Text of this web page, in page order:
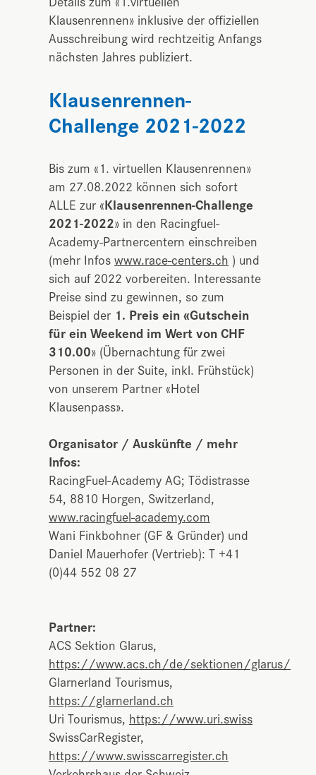
Klausenrennen» inklusive der offiziellen
Ausschreibung wird rechtzeitig Anfangs
nächsten Jahres publiziert.
Klausenrennen-
Challenge 2021-2022
Bis zum «1. virtuellen Klausenrennen»
am 27.08.2022 können sich sofort
ALLE zur «Klausenrennen-Challenge
2021-2022» in den Racingfuel-
Academy-Partnercentern einschreiben
(mehr Infoswww.race-centers.ch ) und
sich auf 2022 vorbereiten. Interessante
Preise sind zu gewinnen, so zum
Beispiel der 1. Preis ein «Gutschein
für ein Weekend im Wert von CHF
310.00» (Übernachtung für zwei
Personen in der Suite, inkl. Frühstück)
von unserem Partner «Hotel
Klausenpass».
Organisator / Auskünfte / mehr
Infos:
RacingFuel-Academy AG; Tödistrasse
54, 8810 Horgen, Switzerland,
www.racingfuel-academy.com
Wani Finkbohner (GF & Gründer) und
Daniel Mauerhofer (Vertrieb): T +41
(0)44 552 08 27
Partner:
ACS Sektion Glarus,
https://www.acs.ch/de/sektionen/glarus/
Glarnerland Tourismus,
https://glarnerland.ch
Uri Tourismus, https://www.uri.swiss
SwissCarRegister,
https://www.swisscarregister.ch